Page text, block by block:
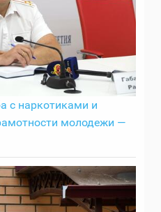
с наркотиками и
молодежи —